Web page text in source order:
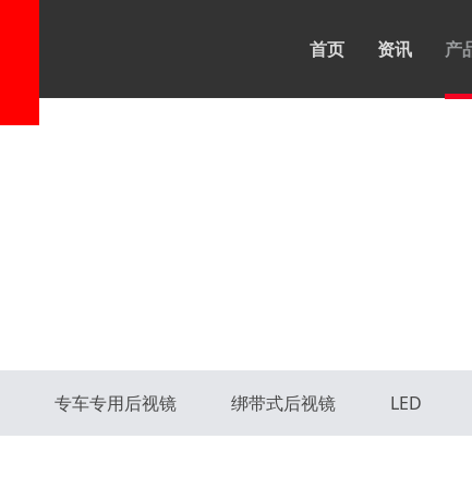
首页 资讯 产
专车专用后视镜 绑带式后视镜 LED